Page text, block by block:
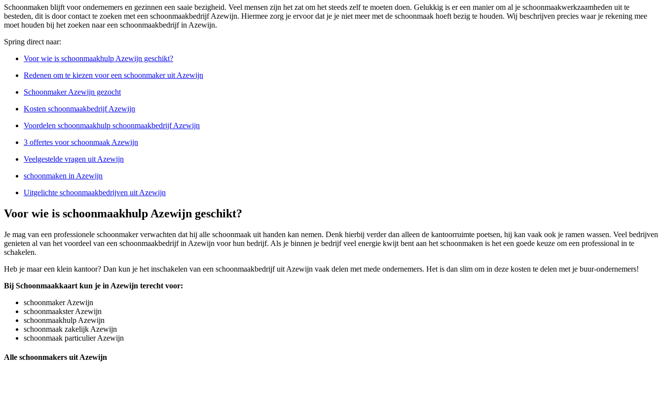
Schoonmaken blijft voor ondernemers en gezinnen een saaie bezigheid. Veel mensen zijn het zat om het steeds zelf te moeten doen. Gelukkig is er een manier om al je schoonmaakwerkzaamheden uit te
besteden, dit is door contact te zoeken met een schoonmaakbedrijf Azewijn. Hiermee zorg je ervoor dat je je niet meer met de schoonmaak hoeft bezig te houden. Wij beschrijven precies waar je rekening mee
moet houden bij het zoeken naar een schoonmaakbedrijf in Azewijn.
Spring direct naar:
Voor wie is schoonmaakhulp Azewijn geschikt?
Redenen om te kiezen voor een schoonmaker uit Azewijn
Schoonmaker Azewijn gezocht
Kosten schoonmaakbedrijf Azewijn
Voordelen schoonmaakhulp schoonmaakbedrijf Azewijn
3 offertes voor schoonmaak Azewijn
Veelgestelde vragen uit Azewijn
schoonmaken in Azewijn
Uitgelichte schoonmaakbedrijven uit Azewijn
Voor wie is schoonmaakhulp Azewijn geschikt?
Je mag van een professionele schoonmaker verwachten dat hij alle schoonmaak uit handen kan nemen. Denk hierbij verder dan alleen de kantoorruimte poetsen, hij kan vaak ook je ramen wassen. Veel bedrijven
genieten al van het voordeel van een schoonmaakbedrijf in Azewijn voor hun bedrijf. Als je binnen je bedrijf veel energie kwijt bent aan het schoonmaken is het een goede keuze om een professional in te
schakelen.
Heb je maar een klein kantoor? Dan kun je het inschakelen van een schoonmaakbedrijf uit Azewijn vaak delen met mede ondernemers. Het is dan slim om in deze kosten te delen met je buur-ondernemers!
Bij Schoonmaakkaart kun je in Azewijn terecht voor:
schoonmaker Azewijn
schoonmaakster Azewijn
schoonmaakhulp Azewijn
schoonmaak zakelijk Azewijn
schoonmaak particulier Azewijn
Alle schoonmakers uit Azewijn